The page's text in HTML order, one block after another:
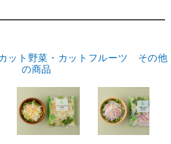
ット野菜・カットフルーツ その他
の商品